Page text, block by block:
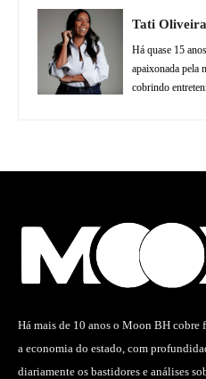
Tati Oliveira
Há quase 15
apaixonada pela
cobrindo
Há mais de 10 anos o Moon BH
a economia do estado, com
diariamente os bastidores e análises